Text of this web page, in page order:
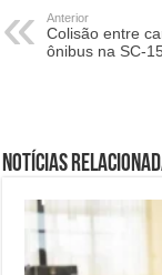
Anterior
Colisão entre
ônibus na SC-
Notícias